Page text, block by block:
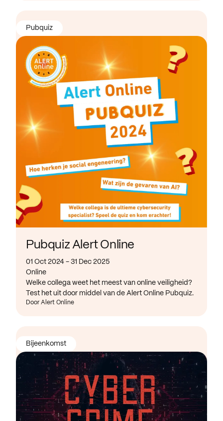
Pubquiz Alert Online
01 Oct 2024 - 31 Dec 2025
Online
Welke collega weet het meest van online veiligheid?
Test het uit door middel van de Alert Online Pubquiz.
Door Alert Online
Pubquiz
Bijeenkomst